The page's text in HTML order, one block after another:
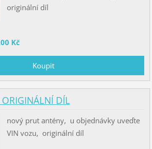
originální díl
Kč
DÍL
nový prut antény, u objednávky uveďte
VIN vozu, originální díl